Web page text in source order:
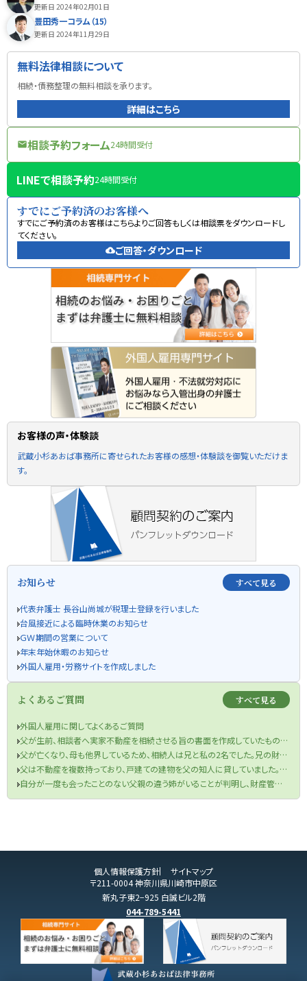
更新日 2024年02月01日
豊田秀一コラム（15）
更新日 2024年11月29日
無料法律相談について
相続・債務整理の無料相談を承ります。
詳細はこちら
mail相談予約フォーム24時間受付
LINEで相談予約24時間受付
すでにご予約済のお客様へ
すでにご予約済のお客様はこちらよりご回答もしくは相談票をダウンロードし
てください。
cloud_downloadご回答・ダウンロード
お客様の声・体験談
武蔵小杉あおば事務所に寄せられたお客様の感想・体験談を御覧いただけま
す。
お知らせ すべて見る
代表弁護士 長谷山尚城が税理士登録を行いました
台風接近による臨時休業のお知らせ
ＧＷ期間の営業について
年末年始休暇のお知らせ
外国人雇用・労務サイトを作成しました
よくあるご質問 すべて見る
外国人雇用に関してよくあるご質問
父が生前、相談者へ実家不動産を相続させる旨の書面を作成していたものの、当該書面が遺言書の要件を満たしていなかった件
父が亡くなり、母も他界しているため、相続人は兄と私の2名でした。兄の財産目録を信じて遺産分割協議を行い、半分の金銭を受け取りました。兄が相続税申告も済ませてくれたため、手続きは終了したと思っていました。しかし、先月税務署から、父の口座から兄が1000万円を自分の口座に移していたと判明し、その金額を相続財産に加え、修正申告と追加の相続税を支払うよう求められました。取り分を主張できるのか、また追加の相続税を支払う必要があるのでしょうか？
父は不動産を複数持っており、戸建ての建物を父の知人に貸していました。役所から連絡があり、どうやら半年ほど前に賃借人が亡くなっており、現在、空き家になってしまっているということでした。まずは、賃借人の相続人に連絡をするよう言われましたが、役所は相続人の連絡先を教えてくれませんでした。私は賃借人の方と一度もお会いしたことがなく、相続人ももちろん把握していません。どうすればよいですか？
自分が一度も会ったことのない父親の違う姉がいることが判明し、財産管理能力もないことが分かったのですが、どうしたらよいですか？
〒211-0004 神奈川県川崎市中原区
新丸子東2−925 白誠ビル2階
044-789-5441
個人情報保護方針 サイトマップ